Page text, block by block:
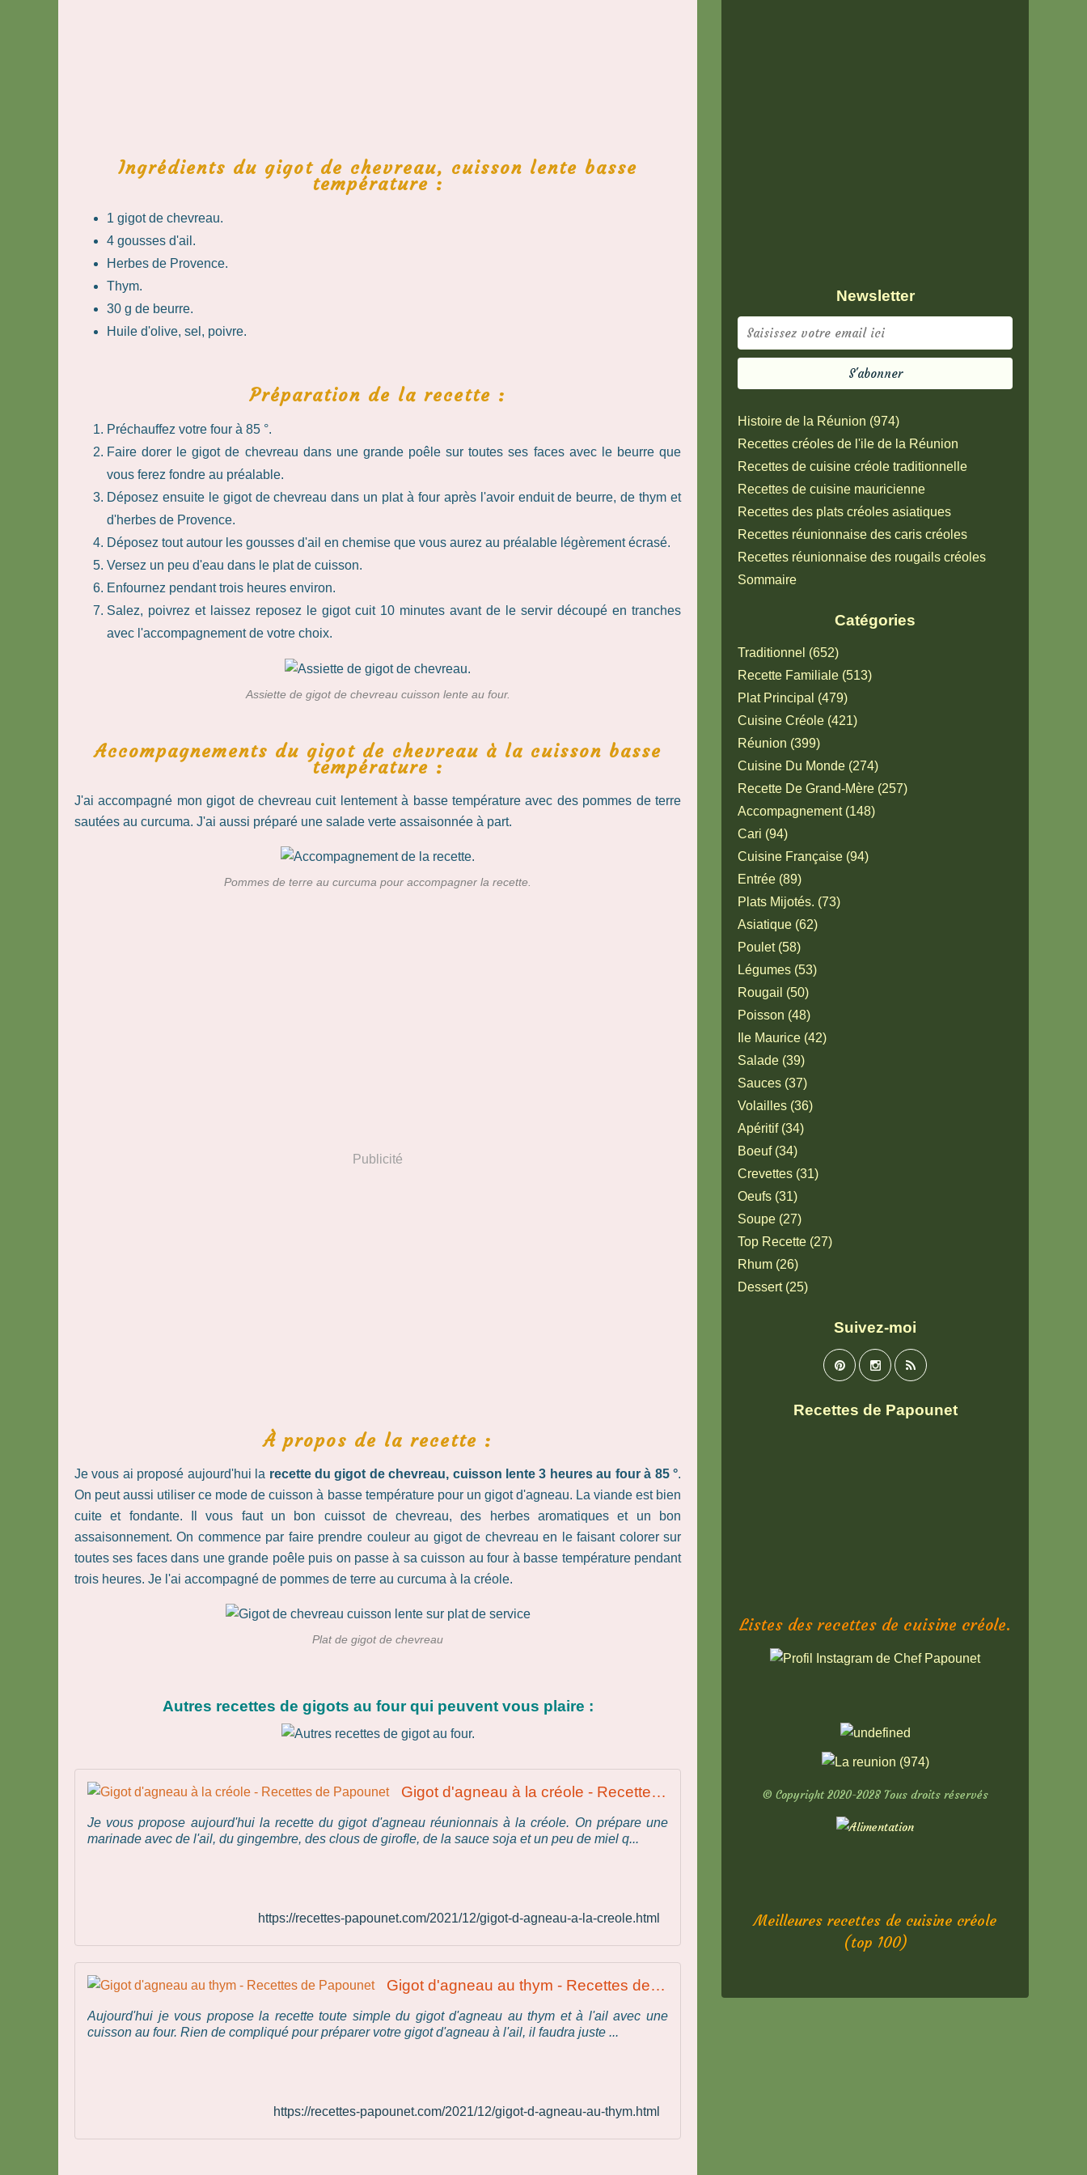
Ingrédients du gigot de chevreau, cuisson lente basse
température :
1 gigot de chevreau.
4 gousses d'ail.
Herbes de Provence.
Thym.
30 g de beurre.
Huile d'olive, sel, poivre.
Préparation de la recette :
Préchauffez votre four à 85 °.
Faire dorer le gigot de chevreau dans une grande poêle sur toutes ses faces avec le beurre que
vous ferez fondre au préalable.
Déposez ensuite le gigot de chevreau dans un plat à four après l'avoir enduit de beurre, de thym et
d'herbes de Provence.
Déposez tout autour les gousses d'ail en chemise que vous aurez au préalable légèrement écrasé.
Versez un peu d'eau dans le plat de cuisson.
Enfournez pendant trois heures environ.
Salez, poivrez et laissez reposez le gigot cuit 10 minutes avant de le servir découpé en tranches
avec l'accompagnement de votre choix.
Assiette de gigot de chevreau cuisson lente au four.
Accompagnements du gigot de chevreau à la cuisson basse
température :
J'ai accompagné mon gigot de chevreau cuit lentement à basse température avec des pommes de terre
sautées au curcuma. J'ai aussi préparé une salade verte assaisonnée à part.
Pommes de terre au curcuma pour accompagner la recette.
Publicité
À propos de la recette :
Je vous ai proposé aujourd'hui la recette du gigot de chevreau, cuisson lente 3 heures au four à 85 °.
On peut aussi utiliser ce mode de cuisson à basse température pour un gigot d'agneau. La viande est bien
cuite et fondante. Il vous faut un bon cuissot de chevreau, des herbes aromatiques et un bon
assaisonnement. On commence par faire prendre couleur au gigot de chevreau en le faisant colorer sur
toutes ses faces dans une grande poêle puis on passe à sa cuisson au four à basse température pendant
trois heures. Je l'ai accompagné de pommes de terre au curcuma à la créole.
Plat de gigot de chevreau
Autres recettes de gigots au four qui peuvent vous plaire :
Gigot d'agneau à la créole - Recettes de Papounet
Je vous propose aujourd'hui la recette du gigot d'agneau réunionnais à la créole. On prépare une
marinade avec de l'ail, du gingembre, des clous de girofle, de la sauce soja et un peu de miel q...
https://recettes-papounet.com/2021/12/gigot-d-agneau-a-la-creole.html
Gigot d'agneau au thym - Recettes de Papounet
Aujourd'hui je vous propose la recette toute simple du gigot d'agneau au thym et à l'ail avec une
cuisson au four. Rien de compliqué pour préparer votre gigot d'agneau à l'ail, il faudra juste ...
https://recettes-papounet.com/2021/12/gigot-d-agneau-au-thym.html
Newsletter
Catégories
Traditionnel (652)
Recette Familiale (513)
Plat Principal (479)
Cuisine Créole (421)
Réunion (399)
Cuisine Du Monde (274)
Recette De Grand-Mère (257)
Accompagnement (148)
Cari (94)
Cuisine Française (94)
Entrée (89)
Plats Mijotés. (73)
Asiatique (62)
Poulet (58)
Légumes (53)
Rougail (50)
Poisson (48)
Ile Maurice (42)
Salade (39)
Sauces (37)
Volailles (36)
Apéritif (34)
Boeuf (34)
Crevettes (31)
Oeufs (31)
Soupe (27)
Top Recette (27)
Rhum (26)
Dessert (25)
Histoire de la Réunion (974)
Recettes créoles de l'ile de la Réunion
Recettes de cuisine créole traditionnelle
Recettes de cuisine mauricienne
Recettes des plats créoles asiatiques
Recettes réunionnaise des caris créoles
Recettes réunionnaise des rougails créoles
Sommaire
Suivez-moi
Recettes de Papounet
Listes des recettes de cuisine créole.
© Copyright 2020-2028 Tous droits réservés
Meilleures recettes de cuisine créole
(top 100)